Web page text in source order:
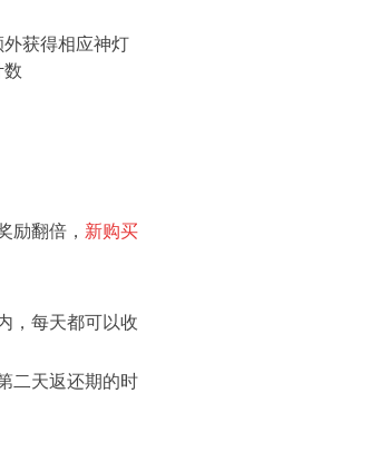
获得相应神灯
数
励翻倍， 新购买
，每天都可以收
二天返还期的时